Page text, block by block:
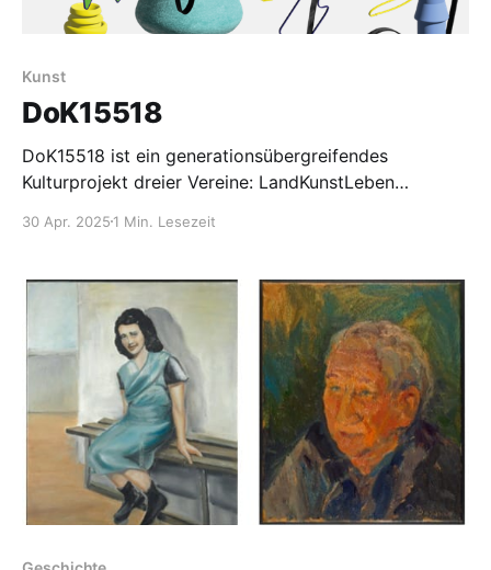
Kunst
DoK15518
DoK15518 ist ein generationsübergreifendes
Kulturprojekt dreier Vereine: LandKunstLeben
und Zusammen in Neuendorf im S.A.N.D.E.
Steinhöfel (15518) bespielt. In der Form eines
Kultursyndikats soll das DoK15518 langfristig
30 Apr. 2025 1 Min. Lesezeit